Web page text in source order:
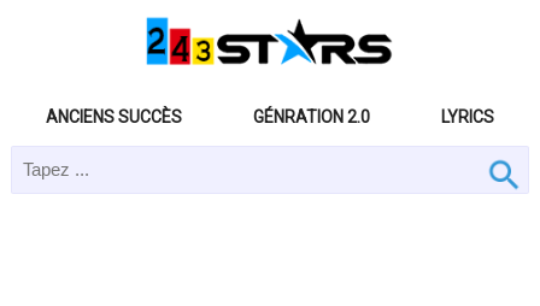
ANCIENS SUCCÈS GÉNRATION 2.0 LYRICS